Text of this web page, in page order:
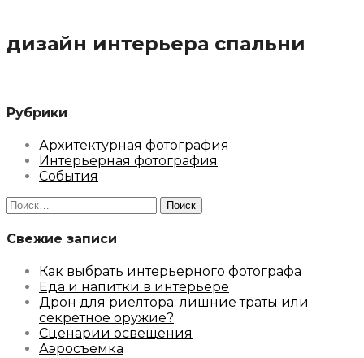
дизайн интерьера спальни
Рубрики
Архитектурная фотография
Интерьерная фотография
События
Найти:
Свежие записи
Как выбрать интерьерного фотографа
Еда и напитки в интерьере
Дрон для риелтора: лишние траты или
секретное оружие?
Сценарии освещения
Аэросъемка